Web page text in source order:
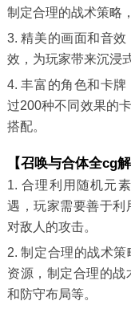
制定合理的战术策略
3. 精美的画面和音
效，为玩家带来沉浸
4. 丰富的角色和卡
过200种不同效果的
搭配。
【召唤与合体全cg
1. 合理利用随机元
遇，玩家需要善于利
对敌人的攻击。
2. 制定合理的战术
资源，制定合理的
和防守布局等。